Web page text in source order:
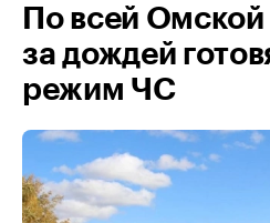
По всей Омской
за дождей
режим ЧС